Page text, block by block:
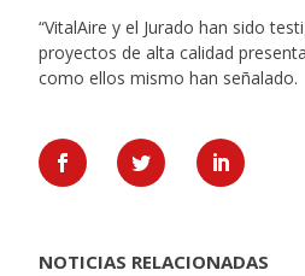
“VitalAire y el Jurado han sido
proyectos de alta calidad
como ellos mismo han señalado.
NOTICIAS RELACIONADAS